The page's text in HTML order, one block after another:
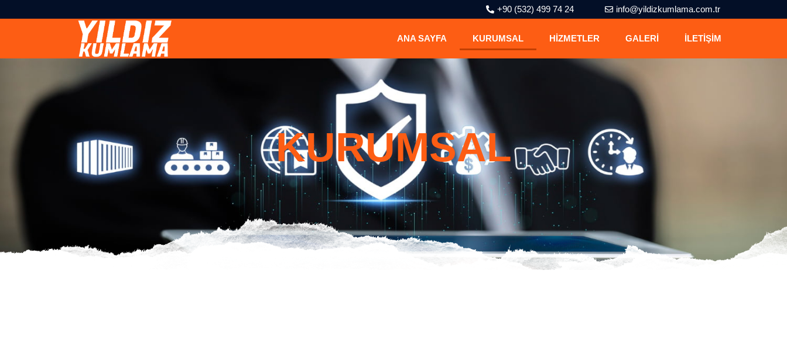
+90 (532) 499 74 24 info@yildizkumlama.com.tr
ANA SAYFA KURUMSAL HIZMETLER GALERI İLETIŞIM
KURUMSAL